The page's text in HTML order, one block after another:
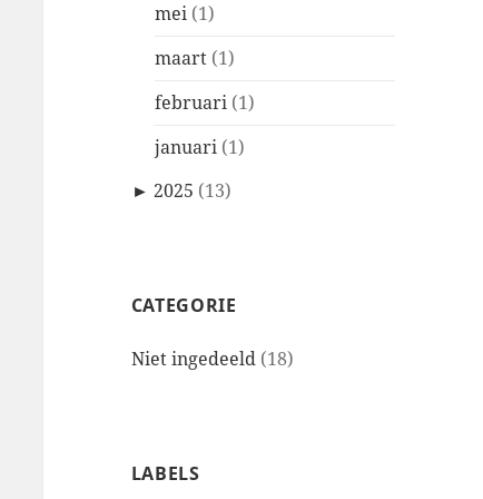
mei (1)
maart (1)
februari (1)
januari (1)
► 2025 (13)
CATEGORIE
Niet ingedeeld (18)
LABELS